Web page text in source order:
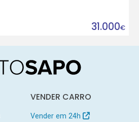
31.000€
VENDER CARRO
Vender em 24h